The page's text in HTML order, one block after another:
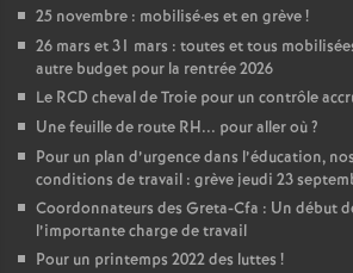
25 novembre : mobilisé·es et en grève!
26 mars et 31 mars : toutes et tous
autre budget pour la rentrée 2026
Le RCD cheval de Troie pour un contrôle
Une feuille de route RH... pour aller où?
Pour un plan d’urgence dans l’éducation,
conditions de travail : grève jeudi 23
Coordonnateurs des Greta-Cfa : Un début
l’importante charge de travail
Pour un printemps 2022 des luttes !